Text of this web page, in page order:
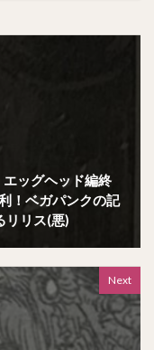
ッグヘッド編終
！ベガパンクの記
リリス(悪)
Next